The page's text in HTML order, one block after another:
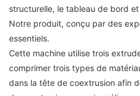
structurelle, le tableau de bord
Notre produit, conçu par des
essentiels.
Cette machine utilise trois
comprimer trois types de
dans la tête de coextrusion afin